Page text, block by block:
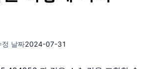
정 날짜2024-07-31